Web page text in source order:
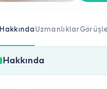
HakkındaUzmanlıklar
Hakkında